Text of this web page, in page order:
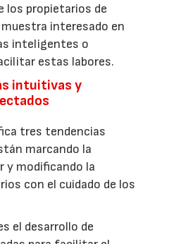
los propietarios de
interesado en
inteligentes o
estas labores.
intuitivas y
tres tendencias
marcando la
y modificando la
con el cuidado de los
el desarrollo de